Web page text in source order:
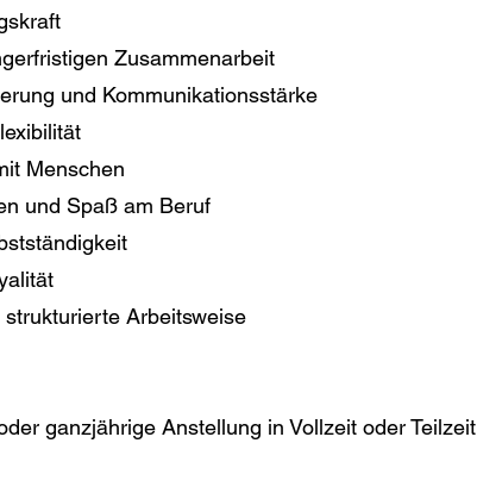
Zusammenarbeit
und Kommunikationsstärke
Menschen
und Spaß am Beruf
Arbeitsweise
ganzjährige Anstellung in Vollzeit oder